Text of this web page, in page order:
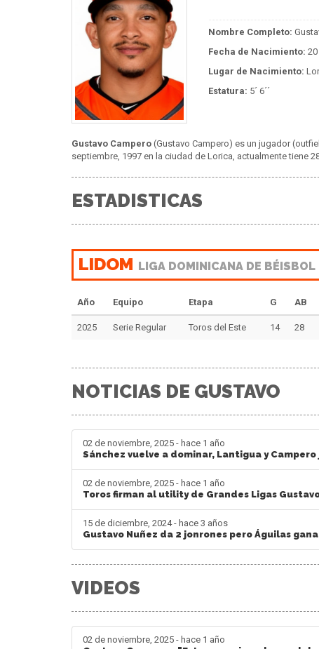
Nombre Completo:
Fecha de Nacimiento:
Lugar de Nacimiento:
Estatura: 5´ 6´´
Gustavo Campero (Gustavo Campero) es un jugador
septiembre, 1997 en la ciudad de Lorica, actualmente tiene
ESTADISTICAS
LIDOM LIGA DOMINICANA DE BÉISBOL
Año Equipo Etapa G AB
2025 Serie Regular Toros del Este 14 28
NOTICIAS DE GUSTAVO
02 de noviembre, 2025 - hace 1 año
Sánchez vuelve a dominar, Lantigua y
02 de noviembre, 2025 - hace 1 año
Toros firman al utility de Grandes Ligas
15 de diciembre, 2024 - hace 3 años
Gustavo Nuñez da 2 jonrones pero Águilas
VIDEOS
02 de noviembre, 2025 - hace 1 año